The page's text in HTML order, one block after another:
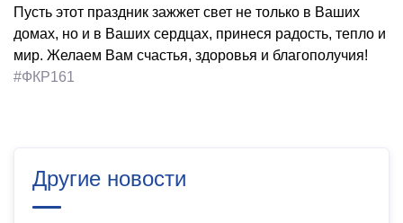
Пусть этот праздник зажжет свет не только в Ваших
домах, но и в Ваших сердцах, принеся радость, тепло и
мир. Желаем Вам счастья, здоровья и благополучия!
#ФКР161
Другие новости